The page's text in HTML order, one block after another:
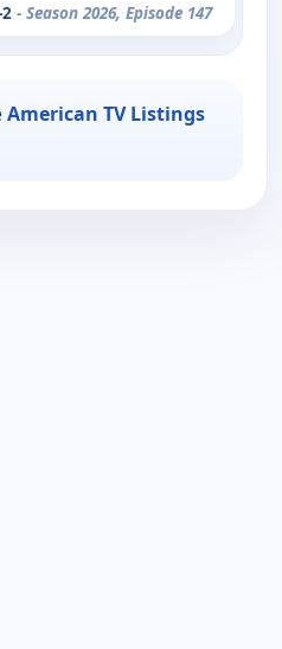
- Season 2026, Episode 147
American TV Listings